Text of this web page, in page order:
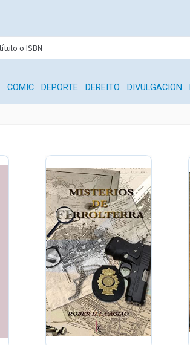
COMIC DEPORTE DEREITO DIVULGACION